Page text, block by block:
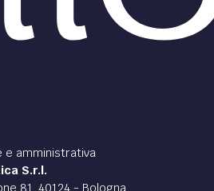
e amministrativa
S.r.l.
81, 40124 - Bologna